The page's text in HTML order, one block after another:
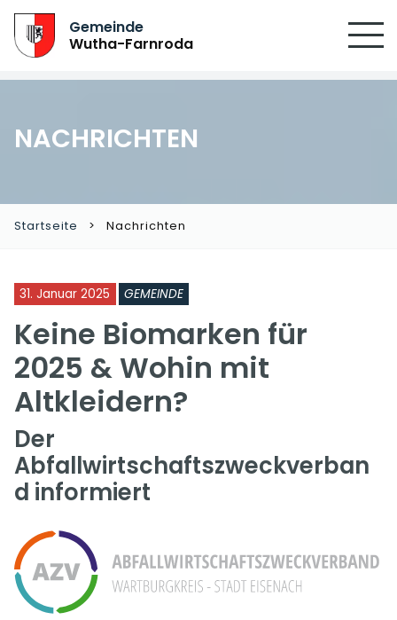
Gemeinde
Wutha-Farnroda
NACHRICHTEN
Startseite Nachrichten
31. Januar 2025 GEMEINDE
Keine Biomarken für
2025 & Wohin mit
Altkleidern?
Der
Abfallwirtschaftszweckverban
d informiert